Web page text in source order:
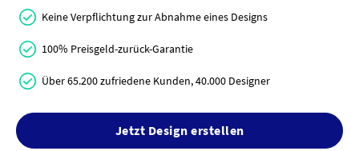
Keine Verpflichtung zur Abnahme eines Designs
100% Preisgeld-zurück-Garantie
Über 65.200 zufriedene Kunden, 40.000 Designer
Jetzt Design erstellen